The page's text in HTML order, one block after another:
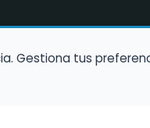
Gestiona tus